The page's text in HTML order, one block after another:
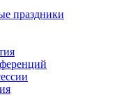
праздники